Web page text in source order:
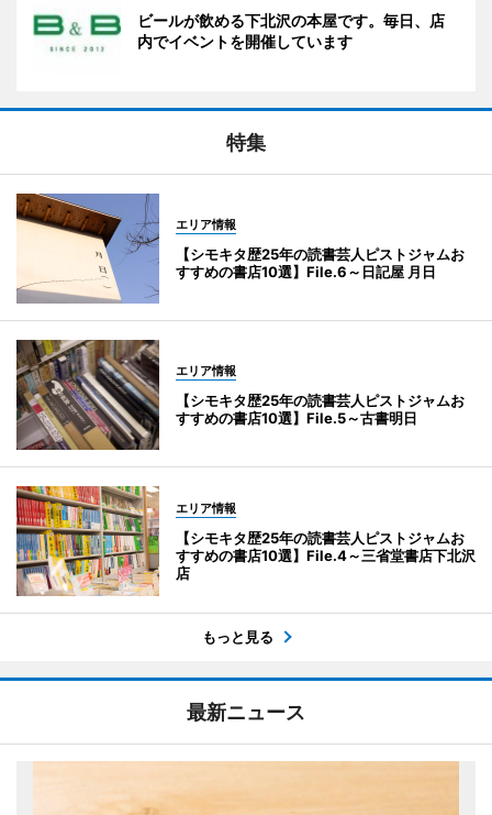
ビールが飲める下北沢の本屋です。毎日、店
内でイベントを開催しています
特集
エリア情報
【シモキタ歴25年の読書芸人ピストジャムお
すすめの書店10選】File.6～日記屋 月日
エリア情報
【シモキタ歴25年の読書芸人ピストジャムお
すすめの書店10選】File.5～古書明日
エリア情報
【シモキタ歴25年の読書芸人ピストジャムお
すすめの書店10選】File.4～三省堂書店下北沢
店
もっと見る
最新ニュース